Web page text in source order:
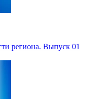
региона. Выпуск 01